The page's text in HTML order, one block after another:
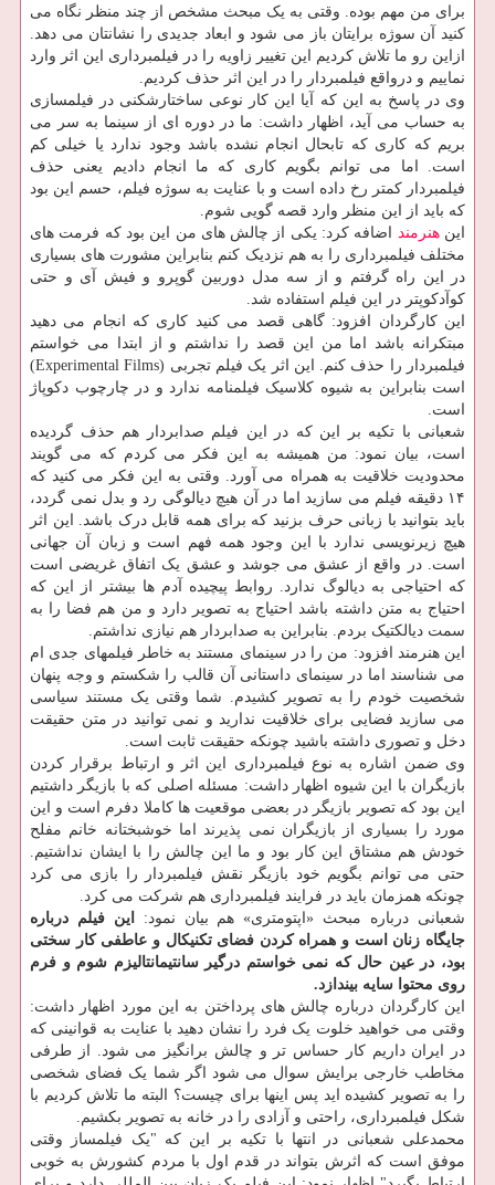
برای من مهم بوده. وقتی به یک مبحث مشخص از چند منظر نگاه می
کنید آن سوژه برایتان باز می شود و ابعاد جدیدی را نشانتان می دهد.
ازاین رو ما تلاش کردیم این تغییر زاویه را در فیلمبرداری این اثر وارد
نماییم و درواقع فیلمبردار را در این اثر حذف کردیم.
وی در پاسخ به این که آیا این کار نوعی ساختارشکنی در فیلمسازی
به حساب می آید، اظهار داشت: ما در دوره ای از سینما به سر می
بریم که کاری که تابحال انجام نشده باشد وجود ندارد یا خیلی کم
است. اما می توانم بگویم کاری که ما انجام دادیم یعنی حذف
فیلمبردار کمتر رخ داده است و با عنایت به سوژه فیلم، حسم این بود
که باید از این منظر وارد قصه گویی شوم.
اینهنرمند اضافه کرد: یکی از چالش های من این بود که فرمت های
مختلف فیلمبرداری را به هم نزدیک کنم بنابراین مشورت های بسیاری
در این راه گرفتم و از سه مدل دوربین گوپرو و فیش آی و حتی
کوآدکوپتر در این فیلم استفاده شد.
این کارگردان افزود: گاهی قصد می کنید کاری که انجام می دهید
مبتکرانه باشد اما من این قصد را نداشتم و از ابتدا می خواستم
فیلمبردار را حذف کنم. این اثر یک فیلم تجربی (Experimental Films)
است بنابراین به شیوه کلاسیک فیلمنامه ندارد و در چارچوب دکوپاژ
است.
شعبانی با تکیه بر این که در این فیلم صدابردار هم حذف گردیده
است، بیان نمود: من همیشه به این فکر می کردم که می گویند
محدودیت خلاقیت به همراه می آورد. وقتی به این فکر می کنید که
۱۴ دقیقه فیلم می سازید اما در آن هیچ دیالوگی رد و بدل نمی گردد،
باید بتوانید با زبانی حرف بزنید که برای همه قابل درک باشد. این اثر
هیچ زیرنویسی ندارد با این وجود همه فهم است و زبان آن جهانی
است. در واقع از عشق می جوشد و عشق یک اتفاق غریضی است
که احتیاجی به دیالوگ ندارد. روابط پیچیده آدم ها بیشتر از این که
احتیاج به متن داشته باشد احتیاج به تصویر دارد و من هم فضا را به
سمت دیالکتیک بردم. بنابراین به صدابردار هم نیازی نداشتم.
این هنرمند افزود: من را در سینمای مستند به خاطر فیلمهای جدی ام
می شناسند اما در سینمای داستانی آن قالب را شکستم و وجه پنهان
شخصیت خودم را به تصویر کشیدم. شما وقتی یک مستند سیاسی
می سازید فضایی برای خلاقیت ندارید و نمی توانید در متن حقیقت
دخل و تصوری داشته باشید چونکه حقیقت ثابت است.
وی ضمن اشاره به نوع فیلمبرداری این اثر و ارتباط برقرار کردن
بازیگران با این شیوه اظهار داشت: مسئله اصلی که با بازیگر داشتیم
این بود که تصویر بازیگر در بعضی موقعیت ها کاملا دفرم است و این
مورد را بسیاری از بازیگران نمی پذیرند اما خوشبختانه خانم مفلح
خودش هم مشتاق این کار بود و ما این چالش را با ایشان نداشتیم.
حتی می توانم بگویم خود بازیگر نقش فیلمبردار را بازی می کرد
چونکه همزمان باید در فرایند فیلمبرداری هم شرکت می کرد.
شعبانی درباره مبحث «اپتومتری» هم بیان نمود:
این فیلم درباره
جایگاه زنان است و همراه کردن فضای تکنیکال و عاطفی کار سختی
بود، در عین حال که نمی خواستم درگیر سانتیمانتالیزم شوم و فرم
روی محتوا سایه بیندازد.
این کارگردان درباره چالش های پرداختن به این مورد اظهار داشت:
وقتی می خواهید خلوت یک فرد را نشان دهید با عنایت به قوانینی که
در ایران داریم کار حساس تر و چالش برانگیز می شود. از طرفی
مخاطب خارجی برایش سوال می شود اگر شما یک فضای شخصی
را به تصویر کشیده اید پس اینها برای چیست؟ البته ما تلاش کردیم با
شکل فیلمبرداری، راحتی و آزادی را در خانه به تصویر بکشیم.
محمدعلی شعبانی در انتها با تکیه بر این که "یک فیلمساز وقتی
موفق است که اثرش بتواند در قدم اول با مردم کشورش به خوبی